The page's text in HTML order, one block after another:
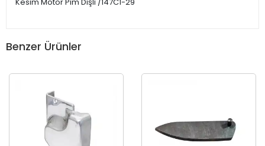
Benzer Ürünler